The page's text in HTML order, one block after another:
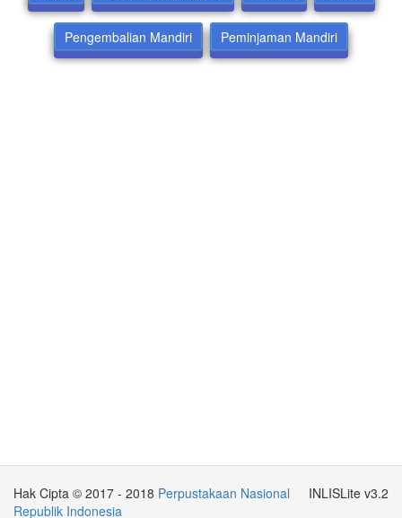
Pengembalian Mandiri Peminjaman Mandiri
INLISLite v3.2
Hak Cipta © 2017 - 2018 Perpustakaan Nasional
Republik Indonesia